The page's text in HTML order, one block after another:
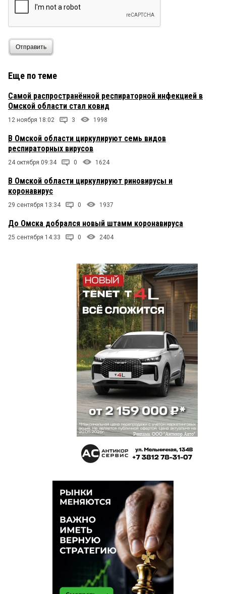
Отправить
Еще по теме
Самой распространённой респираторной инфекцией в
Омской области стал ковид
12 ноября 18:02 3 1998
В Омской области циркулируют семь видов
респираторных вирусов
24 октября 09:34 0 1624
В Омской области циркулируют риновирусы и
коронавирус
29 сентября 13:34 0 1937
До Омска добрался новый штамм коронавируса
25 сентября 14:33 0 2404